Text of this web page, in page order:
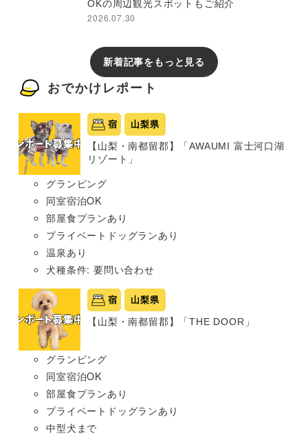
OKの周辺観光スポットもご紹介
2026.07.30
新着記事をもっと見る
おでかけレポート
宿 山梨県
【山梨・南都留郡】「AWAUMI 富士河口湖
リゾート」
グランピング
同室宿泊OK
部屋食プランあり
プライベートドッグランあり
温泉あり
犬種条件: 要問い合わせ
宿 山梨県
【山梨・南都留郡】「THE DOOR」
グランピング
同室宿泊OK
部屋食プランあり
プライベートドッグランあり
中型犬まで